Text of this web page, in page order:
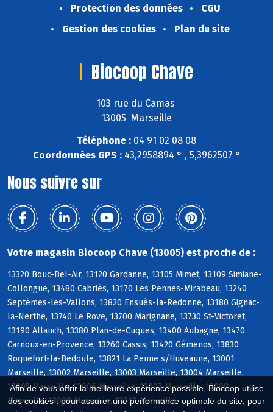
Afin de vous offrir la meilleure expérience possible, Biocoop utilise
des cookies : pour assurer une performance optimale du site, pour
Protection des données
CGU
Gestion des cookies
Plan du site
Biocoop Chave
103 rue du Camas
13005 Marseille
Téléphone : 04 91 02 08 08
Coordonnées GPS :43,2958894 ° , 5,3962507 °
Nous suivre sur
Votre magasin Biocoop Chave (13005) est proche de :
13320 Bouc-Bel-Air, 13120 Gardanne, 13105 Mimet, 13109 Simiane-
Collongue, 13480 Cabriès, 13170 Les Pennes-Mirabeau, 13240
Septèmes-les-Vallons, 13820 Ensuès-la-Redonne, 13180 Gignac-
la-Nerthe, 13740 Le Rove, 13700 Marignane, 13730 St-Victoret,
13190 Allauch, 13380 Plan-de-Cuques, 13400 Aubagne, 13470
Carnoux-en-Provence, 13260 Cassis, 13420 Gémenos, 13830
Roquefort-la-Bédoule, 13821 La Penne s/Huveaune, 13001
Marseille, 13002 Marseille, 13003 Marseille, 13004 Marseille,
13005 Marseille, 13006 Marseille, 13007 Marseille, 13008
Marseille, 13009 Marseille, 13010 Marseille